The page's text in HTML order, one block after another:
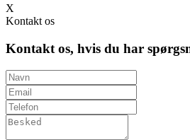
X
Kontakt os
Kontakt os, hvis du har